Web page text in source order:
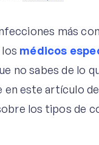
más
médicos
no sabes de lo
en este artículo
los tipos de